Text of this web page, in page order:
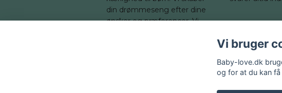
din drømmeseng efter dine
ønsker og præferencer. Vi
Vi bruger
Baby-love.dk
og for at du kan